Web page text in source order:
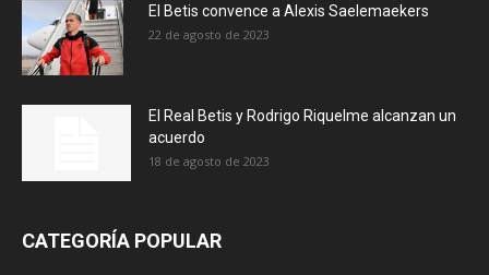
El Betis convence a Alexis Saelemaekers
22 de agosto de 2023
El Real Betis y Rodrigo Riquelme alcanzan un
acuerdo
18 de agosto de 2023
CATEGORÍA POPULAR